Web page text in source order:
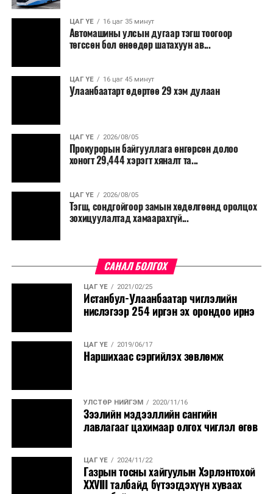
ачаалал буурснаар трассын дагуух автомашинуудын
шатахууны хэмнэлт жилд 446 тэрбум төгрөгт хүрэх
боломжтой гэсэн тооцоог техник, эдийн засгийн
үндэслэлд тусгажээ.
Төсөл хэрэгжсэнээр иргэдийн зорчих хугацаа
богиносож, түгжрэлээс үүдэлтэй эдийн засгийн
тогтолцоо бүрдэх ач холбогдолтой юм.
ЦАГ ҮЕ 16 цаг 35 минут
Автомашины улсын дугаар тэгш тоогоор
төгссөн бол өнөөдөр шатахуун ав...
ЦАГ ҮЕ 16 цаг 45 минут
Улаанбаатарт өдөртөө 29 хэм дулаан
ЦАГ ҮЕ 2026/08/05
Прокурорын байгууллага өнгөрсөн долоо
хоногт 29,444 хэрэгт хяналт та...
ЦАГ ҮЕ 2026/08/05
Тэгш, сондгойгоор замын хөдөлгөөнд оролцох
зохицуулалтад хамаарахгүй...
САНАЛ БОЛГОХ
ЦАГ ҮЕ 2021/02/25
Истанбул-Улаанбаатар чиглэлийн
нислэгээр 254 иргэн эх орондоо ирнэ
ЦАГ ҮЕ 2019/06/17
Наршихаас сэргийлэх зөвлөмж
УЛСТӨР НИЙГЭМ 2020/11/16
Зээлийн мэдээллийн сангийн
лавлагааг цахимаар олгох чиглэл өгөв
ЦАГ ҮЕ 2024/11/22
Газрын тосны хайгуулын Хэрлэнтохой
XXVIII талбайд бүтээгдэхүүн хуваах